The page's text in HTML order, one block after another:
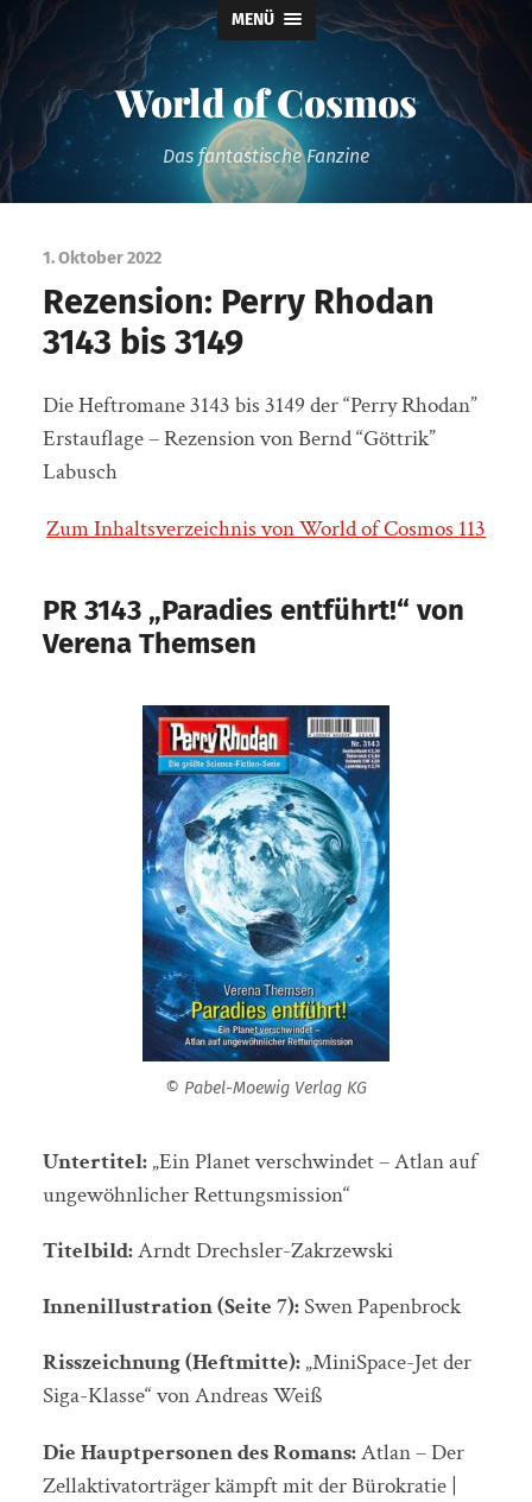
MENÜ
World of Cosmos
Das fantastische Fanzine
1. Oktober 2022
Rezension: Perry Rhodan
3143 bis 3149
Die Heftromane 3143 bis 3149 der “Perry Rhodan”
Erstauflage – Rezension von Bernd “Göttrik”
Labusch
Zum Inhaltsverzeichnis von World of Cosmos 113
PR 3143 „Paradies entführt!“ von
Verena Themsen
© Pabel-Moewig Verlag KG
Untertitel:„Ein Planet verschwindet – Atlan auf
ungewöhnlicher Rettungsmission“
Titelbild:Arndt Drechsler-Zakrzewski
Innenillustration (Seite 7):Swen Papenbrock
Risszeichnung (Heftmitte):„MiniSpace-Jet der
Siga-Klasse“ von Andreas Weiß
Die Hauptpersonen des Romans:Atlan – Der
Zellaktivatorträger kämpft mit der Bürokratie |